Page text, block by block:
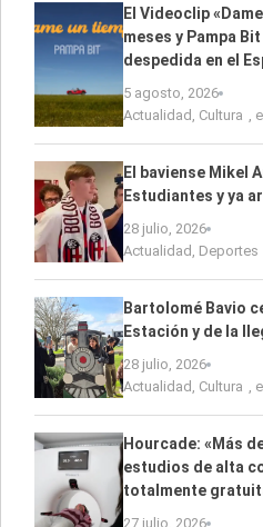
El Videoclip
meses y Pampa
despedida en el
5 agosto, 2026
Actualidad Cultura
El baviense Mikel
Estudiantes y ya
28 julio, 2026
Actualidad Deportes
Bartolomé Bavio
Estación y de la
28 julio, 2026
Actualidad Cultura
Hourcade: «Más
estudios de alta
totalmente
27 julio, 2026